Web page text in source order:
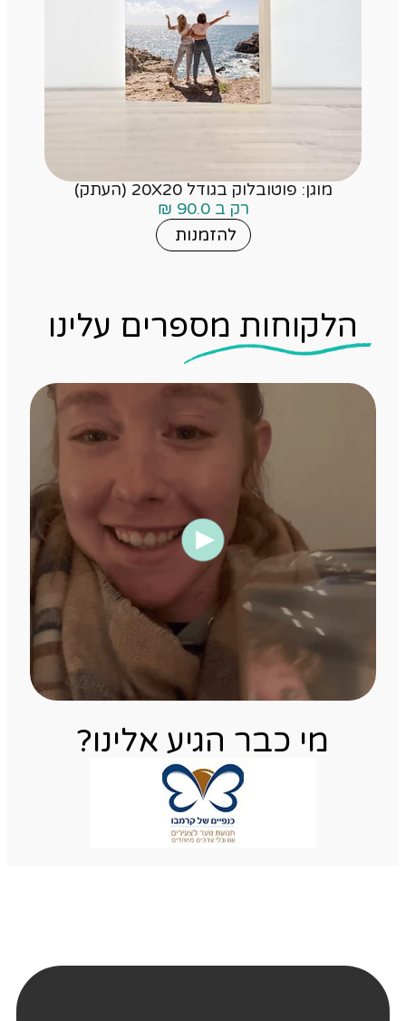
מוגן: פוטובלוק בגודל 20X20 (העתק)
₪90.0
להזמנות
הלקוחות מספרים עלינו
מי כבר הגיע אלינו?